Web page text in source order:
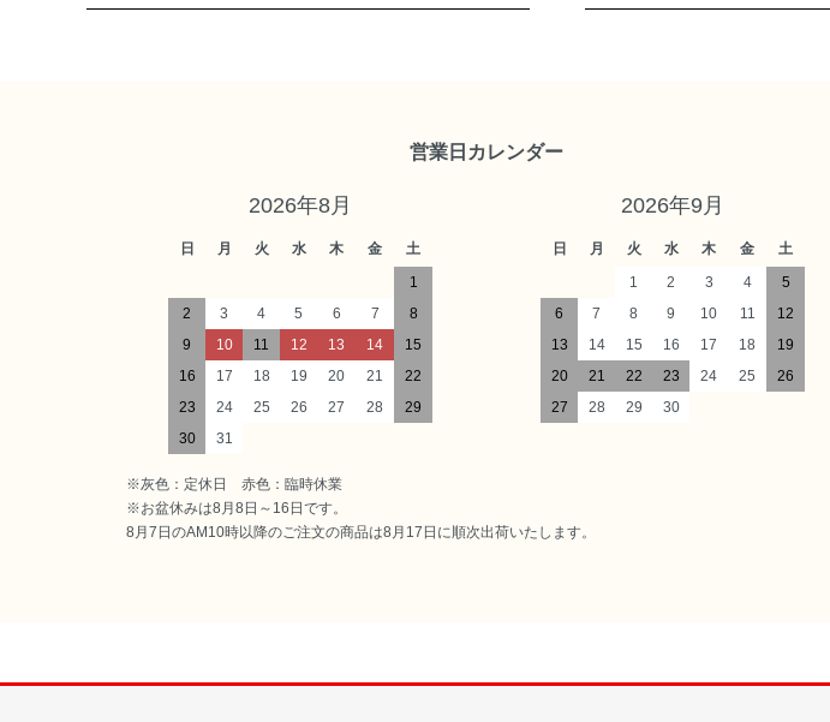
営業日カレンダー
2026年8月
日 月 火 水 木 金
土
1
2
3 4 5 6 7
8
9
10 11 12 13 14
15
16
17 18 19 20 21
22
23
24 25 26 27 28
29
30
31
2026年9月
日 月 火 水 木 金
土
1
2 3 4
5
6
7 8 9 10 11
12
13
14 15 16 17 18
19
20
21 22 23 24 25
26
27
28 29 30
※灰色：定休日 赤色：臨時休業
※お盆休みは8月8日～16日です。
8月7日のAM10時以降のご注文の商品は8月17日に順次出荷いたします。